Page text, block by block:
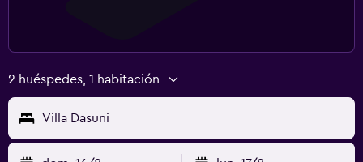
2 huéspedes, 1 habitación
Villa Dasuni